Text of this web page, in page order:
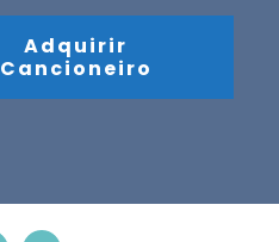
Adquirir
Cancioneiro